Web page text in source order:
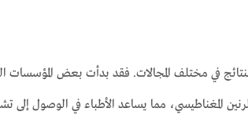
في مختلف المجالات. فقد بدأت بعض المؤسسات
المغناطيسي، مما يساعد الأطباء في الوصول إلى